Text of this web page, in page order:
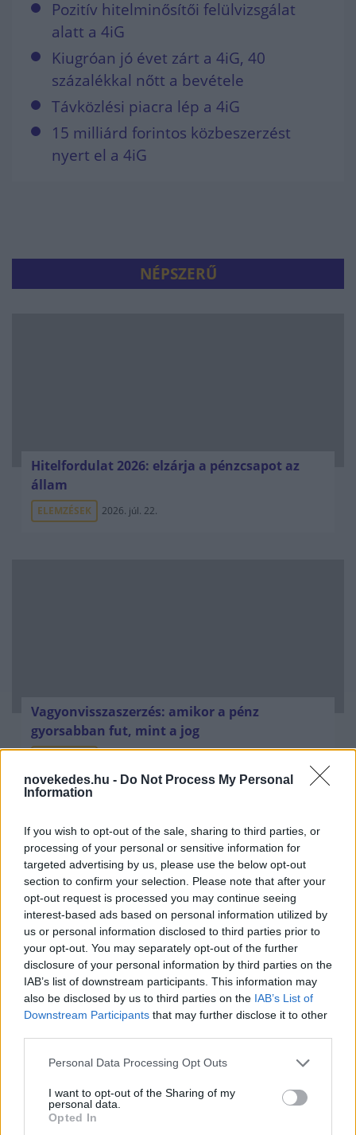
novekedes.hu - Do Not Process My Personal
Information
If you wish to opt-out of the sale, sharing to third parties, or
processing of your personal or sensitive information for
targeted advertising by us, please use the below opt-out
section to confirm your selection. Please note that after your
opt-out request is processed you may continue seeing
interest-based ads based on personal information utilized by
us or personal information disclosed to third parties prior to
your opt-out. You may separately opt-out of the further
disclosure of your personal information by third parties on the
IAB’s list of downstream participants. This information may
also be disclosed by us to third parties on the IAB’s List of
Downstream Participants that may further disclose it to other
Please note that this website/app uses one or more Google
not limited to your visit or usage behaviour. You may click to
grant or deny consent to Google and its third-party tags to
use your data for below specified purposes in below Google
Personal Data Processing Opt Outs
I want to opt-out of the Sharing of my
personal data.
Opted In
Pozitív hitelminősítői felülvizsgálat
alatt a 4iG
Kiugróan jó évet zárt a 4iG, 40
százalékkal nőtt a bevétele
Távközlési piacra lép a 4iG
15 milliárd forintos közbeszerzést
nyert el a 4iG
NÉPSZERŰ
Hitelfordulat 2026: elzárja a pénzcsapot az
állam
ELEMZÉSEK 2026. júl. 22.
Vagyonvisszaszerzés: amikor a pénz
gyorsabban fut, mint a jog
Kéthónapos a Tisza-kormány: íme a mérleg!
ELEMZÉSEK 2026. júl. 21.